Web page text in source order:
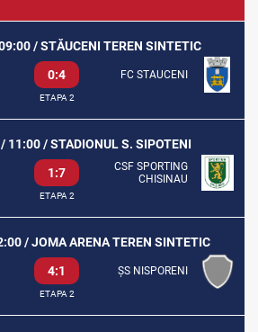
/ STĂUCENI TEREN SINTETIC
0:4 FC STAUCENI
ETAPA 2
11:00 / STADIONUL S. SIPOTENI
1:7
CSF SPORTING
CHISINAU
ETAPA 2
/ JOMA ARENA TEREN SINTETIC
4:1 ȘS NISPORENI
ETAPA 2